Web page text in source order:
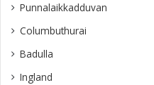
Punnalaikkadduvan
Columbuthurai
Badulla
Ingland